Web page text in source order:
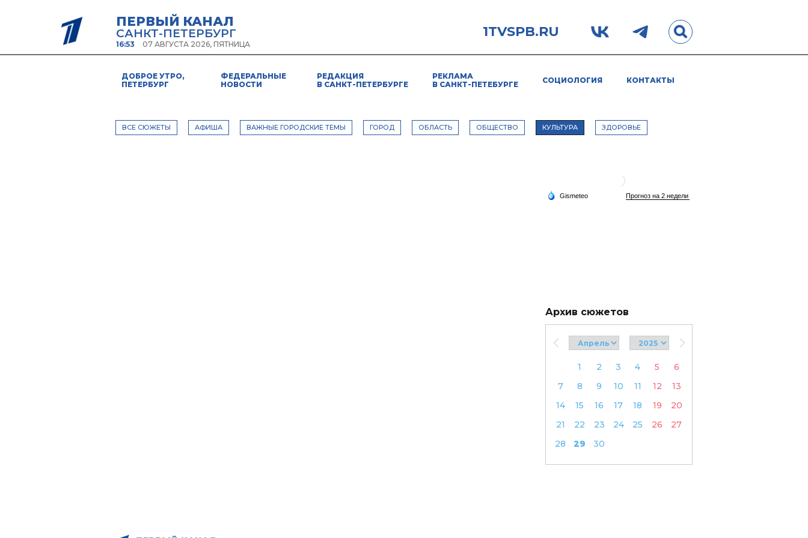
ПЕРВЫЙ КАНАЛ
САНКТ-ПЕТЕРБУРГ
16:53 07 АВГУСТА 2026, ПЯТНИЦА
1TVSPB.RU
ДОБРОЕ УТРО,
ПЕТЕРБУРГ
ФЕДЕРАЛЬНЫЕ
НОВОСТИ
РЕДАКЦИЯ
В САНКТ-ПЕТЕРБУРГЕ
РЕКЛАМА
В САНКТ-ПЕТЕБУРГЕ
СОЦИОЛОГИЯ КОНТАКТЫ
ВСЕ СЮЖЕТЫ АФИША ВАЖНЫЕ ГОРОДСКИЕ ТЕМЫ ГОРОД ОБЛАСТЬ ОБЩЕСТВО КУЛЬТУРА ЗДОРОВЬЕ
Архив сюжетов
1 2 3 4 5
6
7
8 9 10 11 12
13
14
15 16 17 18 19
20
21
22 23 24 25 26
27
28
29 30